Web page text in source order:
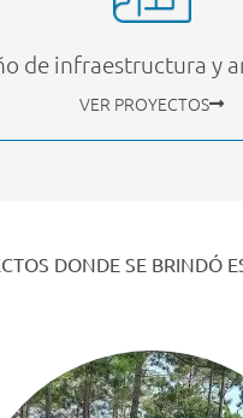
de infraestructura y
VER PROYECTOS
DONDE SE BRINDÓ